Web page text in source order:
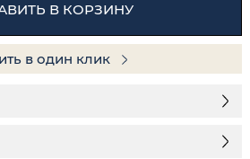
В КОРЗИНУ
в один клик